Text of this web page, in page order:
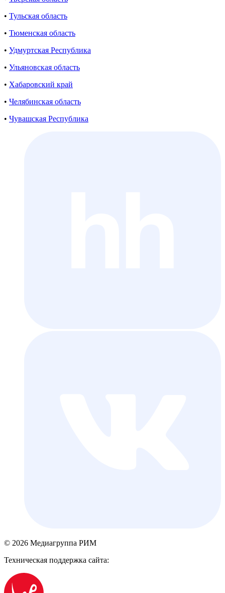
• Тульская область
• Тюменская область
• Удмуртская Республика
• Ульяновская область
• Хабаровский край
• Челябинская область
• Чувашская Республика
© 2026 Медиагруппа РИМ
Техническая поддержка сайта: